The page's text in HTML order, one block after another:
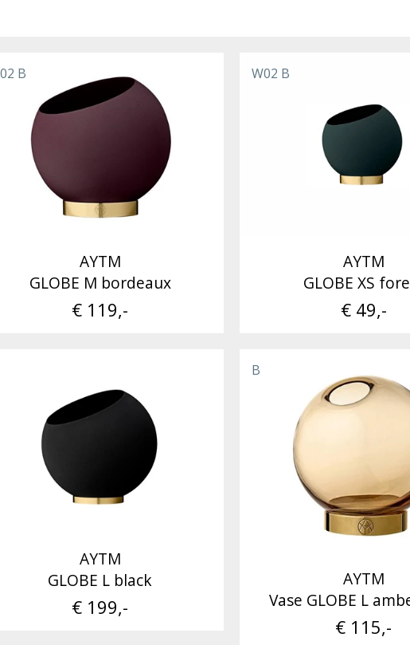
B
AYTM
GLOBE M bordeaux
€ 119,-
W02 B
AYTM
GLOBE XS
€ 49,-
AYTM
GLOBE L black
€ 199,-
B
AYTM
Vase GLOBE L
€ 115,-